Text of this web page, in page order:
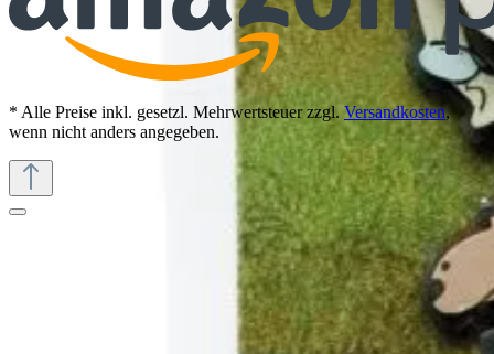
* Alle Preise inkl. gesetzl. Mehrwertsteuer zzgl.Versandkosten,
wenn nicht anders angegeben.